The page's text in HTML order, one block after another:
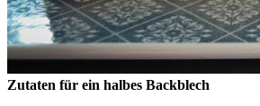
Zutaten für ein halbes Backblech